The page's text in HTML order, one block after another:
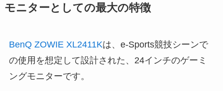
モニターとしての最大の特徴
BenQ ZOWIE XL2411Kは、e-Sports競技シーンで
の使用を想定して設計された、24インチのゲーミ
ングモニターです。